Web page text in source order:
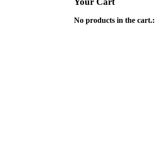
No products in the cart.: